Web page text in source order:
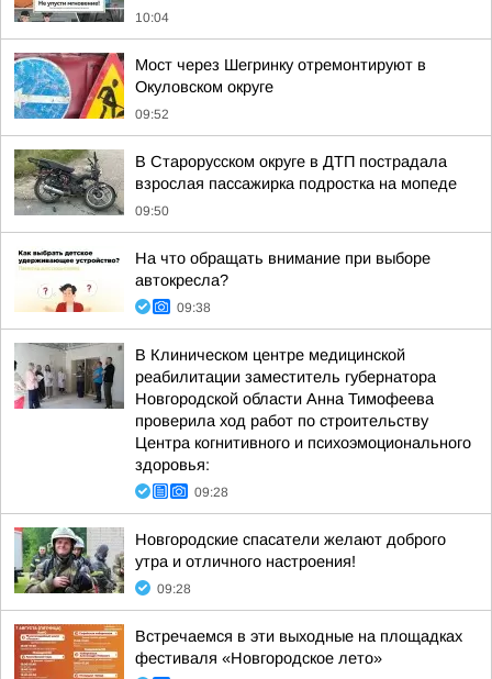
10:04
Мост через Шегринку отремонтируют в
Окуловском округе
09:52
В Старорусском округе в ДТП пострадала
взрослая пассажирка подростка на мопеде
09:50
На что обращать внимание при выборе
автокресла?
09:38
В Клиническом центре медицинской
реабилитации заместитель губернатора
Новгородской области Анна Тимофеева
проверила ход работ по строительству
Центра когнитивного и психоэмоционального
здоровья:
09:28
Новгородские спасатели желают доброго
утра и отличного настроения!
09:28
Встречаемся в эти выходные на площадках
фестиваля «Новгородское лето»